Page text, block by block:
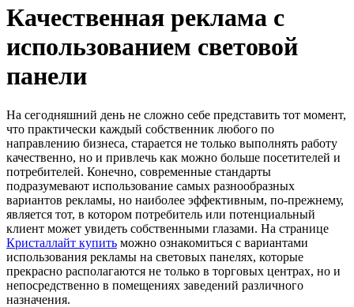
Качественная реклама с
использованием световой
панели
На сегодняшний день не сложно себе представить тот момент,
что практически каждый собственник любого по
направлению бизнеса, старается не только выполнять работу
качественно, но и привлечь как можно больше посетителей и
потребителей. Конечно, современные стандарты
подразумевают использование самых разнообразных
вариантов рекламы, но наиболее эффективным, по-прежнему,
является тот, в котором потребитель или потенциальный
клиент может увидеть собственными глазами. На странице
Кристаллайт купить можно ознакомиться с вариантами
использования рекламы на световых панелях, которые
прекрасно располагаются не только в торговых центрах, но и
непосредственно в помещениях заведений различного
назначения.